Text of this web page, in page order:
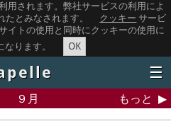
用されます。弊社サービスの利用によ
たとみなされます。
クッキー サービ
イトの使用と同時にクッキーの使用に
なります。
OK
☰
９月 もっと